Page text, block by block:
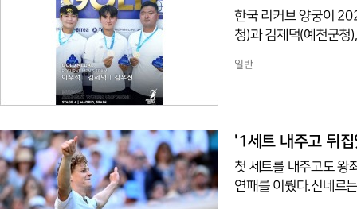
한국 리커브 양궁이
청)과 김제덕(예천군청
하이 2차 대회와 안탈
메달 두 개가 나왔다.
일반
'1세트 내주고 뒤
첫 세트를 내주고도 왕
연패를 이뤘다.신네르